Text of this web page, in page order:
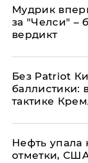
Мудрик
за "Челси" –
вердикт
​Без Patriot
баллистики:
тактике
Нефть упала
отметки,